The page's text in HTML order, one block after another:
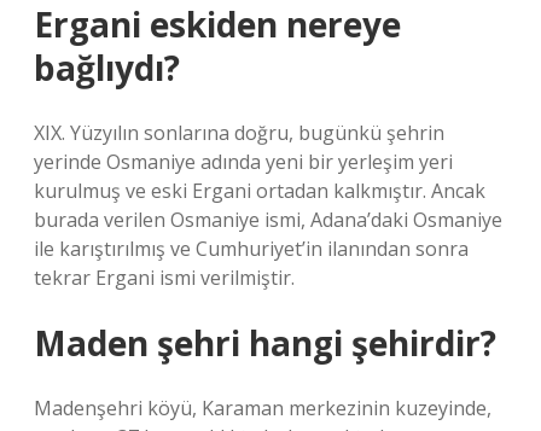
Ergani eskiden nereye
bağlıydı?
XIX. Yüzyılın sonlarına doğru, bugünkü şehrin
yerinde Osmaniye adında yeni bir yerleşim yeri
kurulmuş ve eski Ergani ortadan kalkmıştır. Ancak
burada verilen Osmaniye ismi, Adana’daki Osmaniye
ile karıştırılmış ve Cumhuriyet’in ilanından sonra
tekrar Ergani ismi verilmiştir.
Maden şehri hangi şehirdir?
Madenşehri köyü, Karaman merkezinin kuzeyinde,